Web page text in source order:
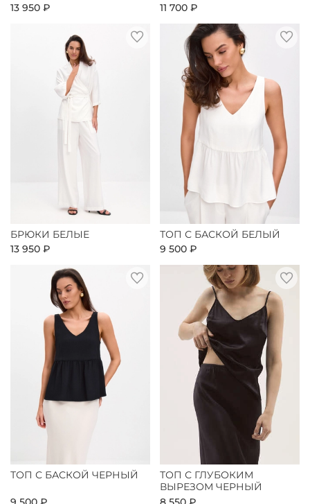
13 950 ₽
11 700 ₽
БРЮКИ БЕЛЫЕ
13 950 ₽
ТОП С БАСКОЙ БЕЛЫЙ
9 500 ₽
ТОП С БАСКОЙ ЧЕРНЫЙ
ТОП С ГЛУБОКИМ
ВЫРЕЗОМ ЧЕРНЫЙ